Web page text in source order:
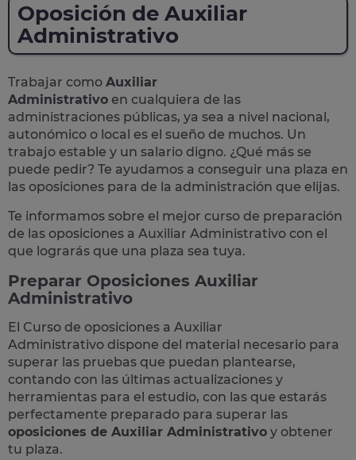
Oposición de Auxiliar
Administrativo
Trabajar como Auxiliar
Administrativo en cualquiera de las
administraciones públicas, ya sea a nivel nacional,
autonómico o local es el sueño de muchos. Un
trabajo estable y un salario digno. ¿Qué más se
puede pedir? Te ayudamos a conseguir una plaza en
las oposiciones para de la administración que elijas.
Te informamos sobre el mejor curso de preparación
de las oposiciones a Auxiliar Administrativo con el
que lograrás que una plaza sea tuya.
Preparar Oposiciones Auxiliar
Administrativo
El Curso de oposiciones a Auxiliar
Administrativo dispone del material necesario para
superar las pruebas que puedan plantearse,
contando con las últimas actualizaciones y
herramientas para el estudio, con las que estarás
perfectamente preparado para superar las
oposiciones de Auxiliar Administrativo y obtener
tu plaza.